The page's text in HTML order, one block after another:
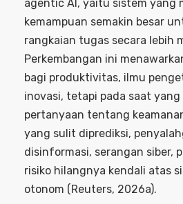
agentic AI, yaitu sistem yang
kemampuan semakin besar
rangkaian tugas secara lebih
Perkembangan ini
bagi produktivitas, ilmu
inovasi, tetapi pada saat
pertanyaan tentang
yang sulit diprediksi,
disinformasi, serangan siber,
risiko hilangnya kendali atas
otonom (Reuters, 2026a).